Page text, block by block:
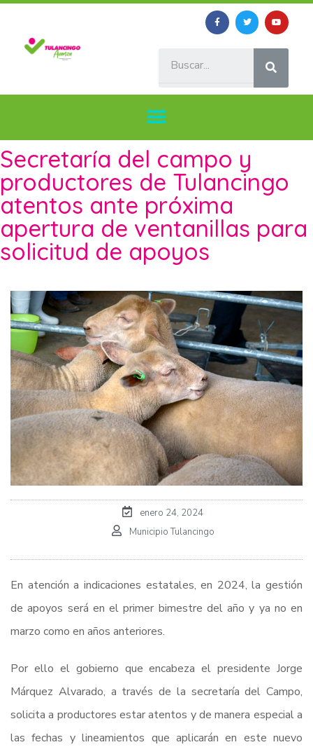
Secretaría del campo y
productores de Tulancingo
atentos ante próxima
apertura de ventanillas para
solicitud de apoyos
enero 24, 2024
Municipio Tulancingo
En atención a indicaciones estatales, en 2024, la gestión
de apoyos será en el primer bimestre del año y ya no en
marzo como en años anteriores.
Por ello el gobierno que encabeza el presidente Jorge
Márquez Alvarado, a través de la secretaría del Campo,
solicita a productores estar atentos y de manera especial a
las fechas y lineamientos que aplicarán en este nuevo